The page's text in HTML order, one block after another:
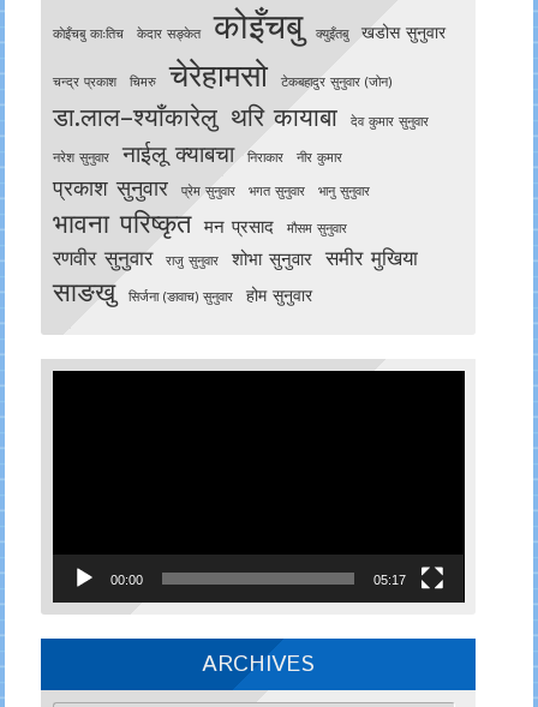
काेइँचबु काःतिच केदार सङ्केत कोइँचबु क्युइँतबु खडोस सुनुवार
चन्द्र प्रकाश चिमरु चेरेहामसो टेकबहादुर सुनुवार (जोन)
डा.लाल–श्याँकारेलु थरि कायाबा देव कुमार सुनुवार
नरेश सुनुवार नाईलू क्याबचा निराकार नीर कुमार
प्रकाश सुनुवार प्रेम सुनुवार भगत सुनुवार भानु सुनुवार
भावना परिष्कृत मन प्रसाद मौसम सुनुवार
रणवीर सुनुवार राजु सुनुवार शोभा सुनुवार समीर मुखिया
साङखु सिर्जना (ङावाच) सुनुवार होम सुनुवार
00:00 05:17
ARCHIVES